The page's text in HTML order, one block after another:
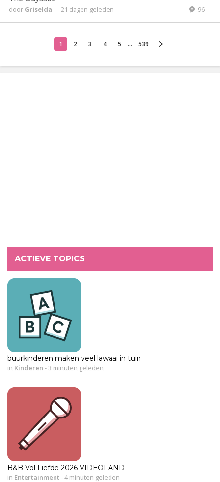
door Griselda - 21 dagen geleden 96
1 2 3 4 5 ... 539
ACTIEVE TOPICS
buurkinderen maken veel lawaai in tuin
in Kinderen - 3 minuten geleden
B&B Vol Liefde 2026 VIDEOLAND
in Entertainment-4 minuten geleden